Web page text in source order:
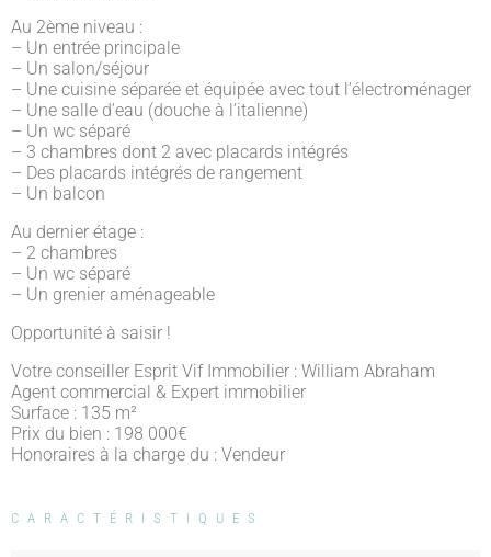
Au 2ème niveau :
– Un entrée principale
– Un salon/séjour
– Une cuisine séparée et équipée avec tout l’électroménager
– Une salle d’eau (douche à l’italienne)
– Un wc séparé
– 3 chambres dont 2 avec placards intégrés
– Des placards intégrés de rangement
– Un balcon
Au dernier étage :
– 2 chambres
– Un wc séparé
– Un grenier aménageable
Opportunité à saisir !
Votre conseiller Esprit Vif Immobilier : William Abraham
Agent commercial & Expert immobilier
Surface : 135 m²
Prix du bien : 198 000€
Honoraires à la charge du : Vendeur
CARACTÉRISTIQUES